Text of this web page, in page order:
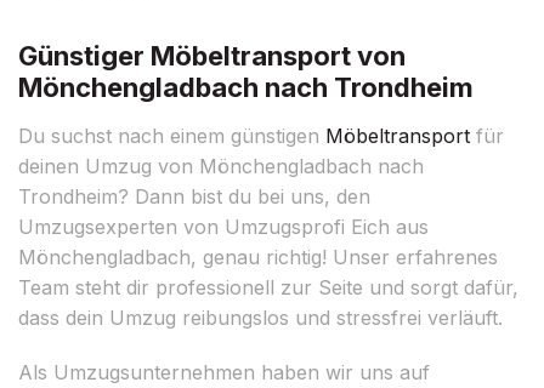
Günstiger Möbeltransport von
Mönchengladbach nach Trondheim
Du suchst nach einem günstigen Möbeltransport für
deinen Umzug von Mönchengladbach nach
Trondheim? Dann bist du bei uns, den
Umzugsexperten von Umzugsprofi Eich aus
Mönchengladbach, genau richtig! Unser erfahrenes
Team steht dir professionell zur Seite und sorgt dafür,
dass dein Umzug reibungslos und stressfrei verläuft.
Als Umzugsunternehmen haben wir uns auf